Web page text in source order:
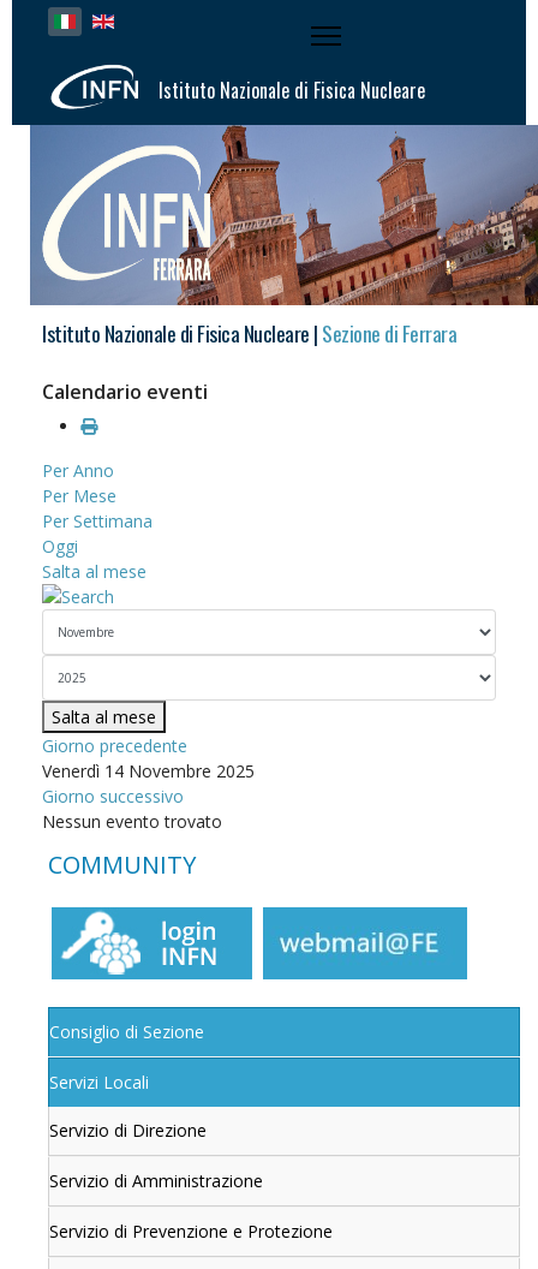
Seleziona la tua lingua
Istituto Nazionale di Fisica Nucleare
Istituto Nazionale di Fisica Nucleare |Sezione di Ferrara
Calendario eventi
Per Anno
Per Mese
Per Settimana
Oggi
Salta al mese
Salta al mese
Giorno precedente
Venerdì 14 Novembre 2025
Giorno successivo
Nessun evento trovato
COMMUNITY
Consiglio di Sezione
Servizi Locali
Servizio di Direzione
Servizio di Amministrazione
Servizio di Prevenzione e Protezione